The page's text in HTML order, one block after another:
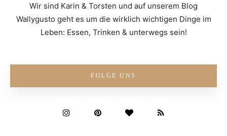
Wir sind Karin & Torsten und auf unserem Blog
Wallygusto geht es um die wirklich wichtigen Dinge im
Leben: Essen, Trinken & unterwegs sein!
FOLGE UNS